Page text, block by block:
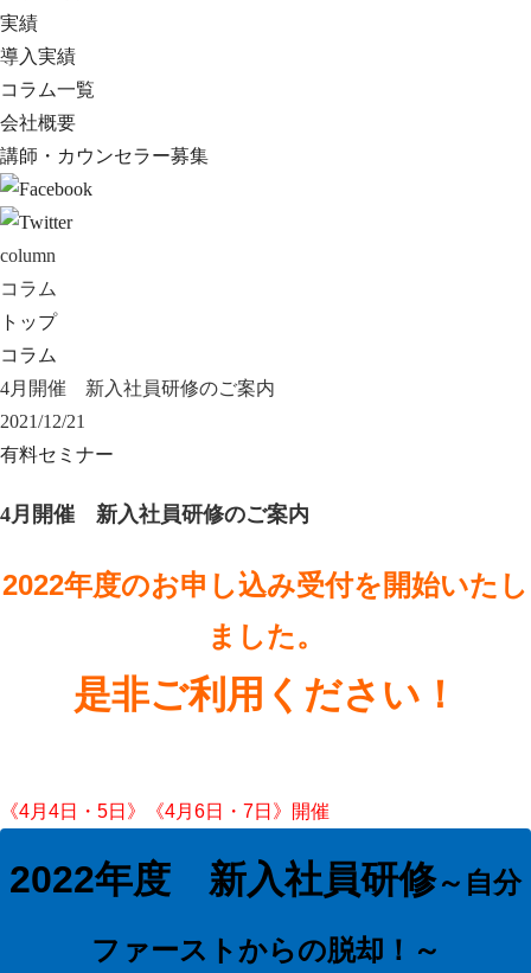
実績
導入実績
コラム一覧
会社概要
講師・カウンセラー募集
column
コラム
トップ
コラム
4月開催 新入社員研修のご案内
2021/12/21
有料セミナー
4月開催 新入社員研修のご案内
2022年度のお申し込み受付を開始いたし
ました。
是非ご利用ください！
《4月4日・5日》《4月6日・7日》開催
2022年度 新入社員研修～ 自分
ファーストからの脱却！～